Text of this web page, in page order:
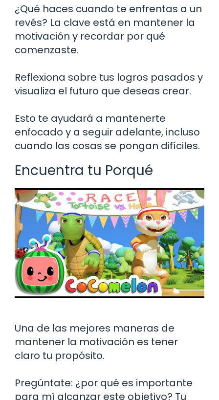
¿Qué haces cuando te enfrentas a un
revés? La clave está en mantener la
motivación y recordar por qué
comenzaste.
Reflexiona sobre tus logros pasados y
visualiza el futuro que deseas crear.
Esto te ayudará a mantenerte
enfocado y a seguir adelante, incluso
cuando las cosas se pongan difíciles.
Encuentra tu Porqué
Una de las mejores maneras de
mantener la motivación es tener
claro tu propósito.
Pregúntate: ¿por qué es importante
para mí alcanzar este objetivo? Tu